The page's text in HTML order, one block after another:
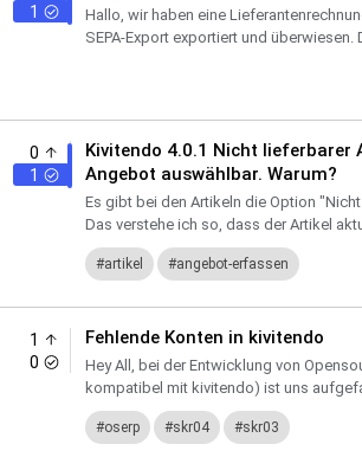
1
Hallo, wir haben eine
SEPA-Export exportiert und überwiesen.
nun eine korrigierte Rechnung
0
1
Kivitendo 4.0.1 Nicht lieferbarer
Angebot auswählbar. Warum?
Es gibt bei den Artikeln die Option
Das verstehe ich so, dass der Artikel
bestellt werden kann. Zum Beispiel ein
artikel angebot-erfassen
1
0
Fehlende Konten in kivitendo
Hey All, bei der Entwicklung von OpensourceERP (100 %
kompatibel mit kivitendo) ist uns
sehr viele Konten fehlen, die im DATEV-
oserp skr04 skr03